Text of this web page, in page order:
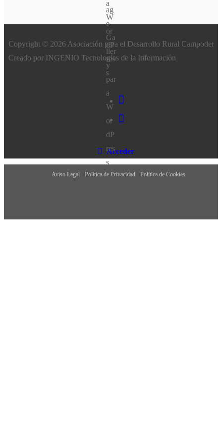
Copyright © 2026 Asociación para el Desarrollo Rural Campoder
Creado por INGENIO Tecnologías de la Información
Acceder
Aviso Legal Política de Privacidad Política de Cookies